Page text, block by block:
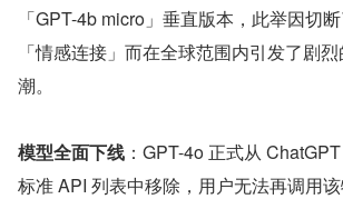
「GPT-4b micro」垂直版本，此举因切
「情感连接」而在全球范围内引发了剧
潮。
模型全面下线 ：GPT-4o 正式从
标准 API 列表中移除，用户无法再调用